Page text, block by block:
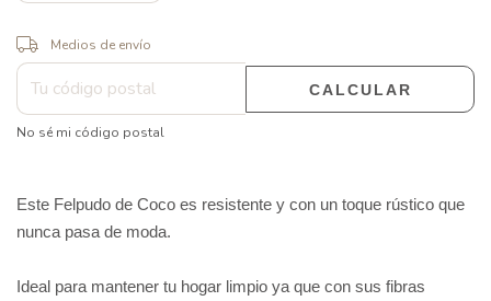
Entregas para el CP:
Medios de envío
CALCULAR
No sé mi código postal
Este Felpudo de Coco es resistente y con un toque rústico que
nunca pasa de moda.
Ideal para mantener tu hogar limpio ya que con sus fibras